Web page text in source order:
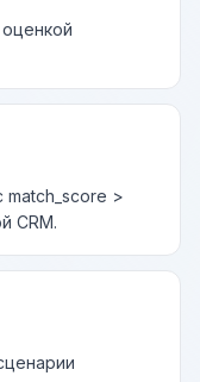
match_score >
CRM.